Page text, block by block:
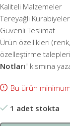
Kaliteli Malzemeler
Tereyağlı Kurabiyeler
Güvenli Teslimat
Ürün özellikleri
özelleştirme
Notları" kısmına
Bu ürün minimum
1 adet stokta